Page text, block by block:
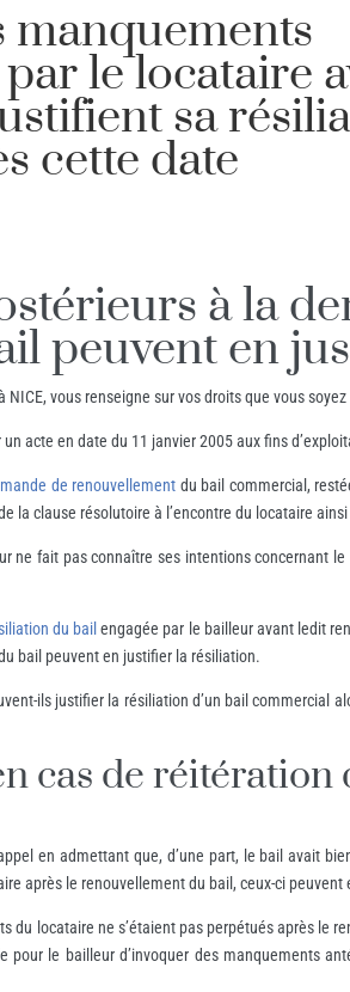
manquements
le locataire
sa
cette date
à la
peuvent en
vous renseigne sur vos droits que vous
acte en date du 11 janvier 2005 aux fins
de renouvellement du bail commercial,
la clause résolutoire à l’encontre du locataire
ne fait pas connaître ses intentions concernant
du bail engagée par le bailleur avant ledit
bail peuvent en justifier la résiliation.
ils justifier la résiliation d’un bail commercial
cas de réitération
en admettant que, d’une part, le bail avait
après le renouvellement du bail, ceux-ci peuvent
locataire ne s’étaient pas perpétués après le
le bailleur d’invoquer des manquements